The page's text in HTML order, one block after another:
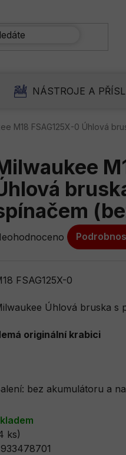
NÁSTROJE A
M18 FSAG125X-0 Úhlová
hvězdiček.
FSAG125X-0
Úhlová bruska s
originální krabici
bez akumulátoru a
ks)